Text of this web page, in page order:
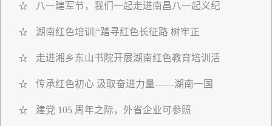
☆ 八一建军节，我们一起走进南昌八一起义纪
☆ 湖南红色培训|“踏寻红色长征路 树牢正
☆ 走进湘乡东山书院开展湖南红色教育培训活
☆ 传承红色初心 汲取奋进力量——湖南一国
☆ 建党 105 周年之际，外省企业可参照